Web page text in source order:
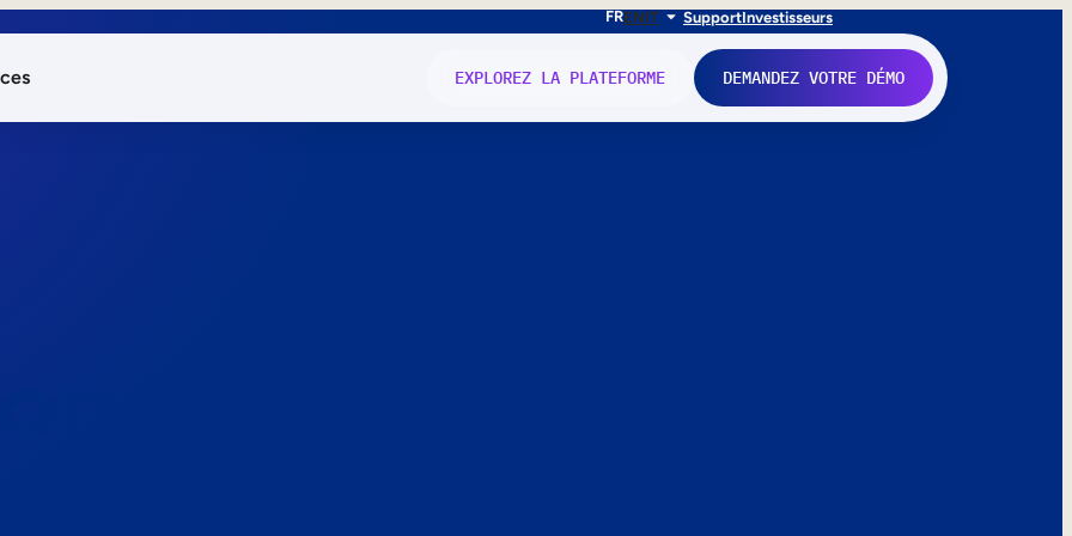
FRENIT SupportInvestisseurs
EXPLOREZ LA PLATEFORME DEMANDEZ VOTRE DÉMO